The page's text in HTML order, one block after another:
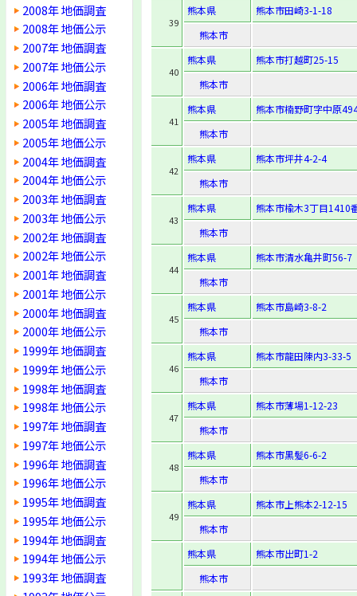
2008年 地価調査
2008年 地価公示
2007年 地価調査
2007年 地価公示
2006年 地価調査
2006年 地価公示
2005年 地価調査
2005年 地価公示
2004年 地価調査
2004年 地価公示
2003年 地価調査
2003年 地価公示
2002年 地価調査
2002年 地価公示
2001年 地価調査
2001年 地価公示
2000年 地価調査
2000年 地価公示
1999年 地価調査
1999年 地価公示
1998年 地価調査
1998年 地価公示
1997年 地価調査
1997年 地価公示
1996年 地価調査
1996年 地価公示
1995年 地価調査
1995年 地価公示
1994年 地価調査
1994年 地価公示
1993年 地価調査
39
熊本県
熊本市田崎3-1-18
熊本市
40
熊本県
熊本市打越町25-15
熊本市
41
熊本県
熊本市楠野町字中原
熊本市
42
熊本県
熊本市坪井4-2-4
熊本市
43
熊本県
熊本市楡木3丁目1410
熊本市
44
熊本県
熊本市清水亀井町56-7
熊本市
45
熊本県
熊本市島崎3-8-2
熊本市
46
熊本県
熊本市龍田陳内3-33-5
熊本市
47
熊本県
熊本市薄場1-12-23
熊本市
48
熊本県
熊本市黒髪6-6-2
熊本市
49
熊本県
熊本市上熊本2-12-15
熊本市
熊本県
熊本市出町1-2
熊本市